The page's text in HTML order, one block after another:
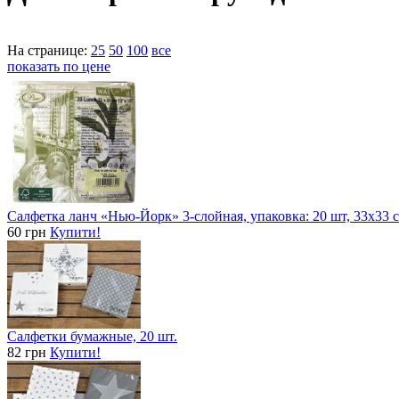
На странице: 25 50 100 все
показать по цене
Салфетка ланч «Нью-Йорк» 3-слойная, упаковка: 20 шт, 33х33
60 грн Купити!
Салфетки бумажные, 20 шт.
82 грн Купити!